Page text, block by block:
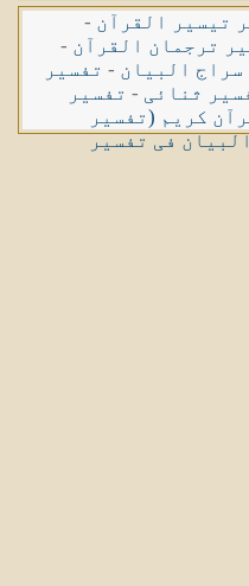
تیسیر القرآن -
ترجمان القرآن -
سراج البیان - تفسیر
ثنائی - تفسیر
کریم (تفسیر
فی تفسیر